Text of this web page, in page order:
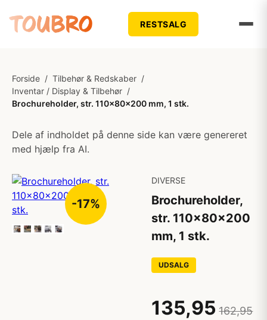
RESTSALG
Forside / Tilbehør & Redskaber /
Inventar / Display & Tilbehør /
Brochureholder, str. 110x80x200 mm, 1 stk.
Dele af indholdet på denne side kan være genereret
med hjælp fra AI.
-17%
DIVERSE
Brochureholder,
str. 110x80x200
mm, 1 stk.
UDSALG
135,95 162,95